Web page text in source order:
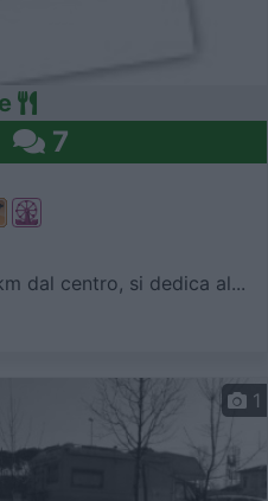
7
dal centro, si dedica al...
1